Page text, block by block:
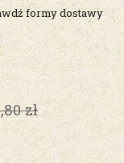
płatności
formy dostawy
zł